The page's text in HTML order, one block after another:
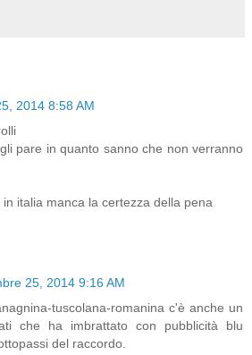
2014 8:58 AM
pare in quanto sanno che non verranno
italia manca la certezza della pena
25, 2014 9:16 AM
tuscolana-romanina c'è anche un
che ha imbrattato con pubblicità blu
del raccordo.